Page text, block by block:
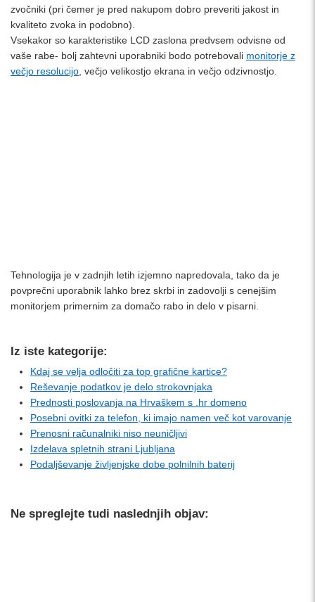
zvočniki (pri čemer je pred nakupom dobro preveriti jakost in
kvaliteto zvoka in podobno).
Vsekakor so karakteristike LCD zaslona predvsem odvisne od
vaše rabe- bolj zahtevni uporabniki bodo potrebovali monitorje z
večjo resolucijo , večjo velikostjo ekrana in večjo odzivnostjo.
Tehnologija je v zadnjih letih izjemno napredovala, tako da je
povprečni uporabnik lahko brez skrbi in zadovolji s cenejšim
monitorjem primernim za domačo rabo in delo v pisarni.
Iz iste kategorije:
Kdaj se velja odločiti za top grafične kartice?
Reševanje podatkov je delo strokovnjaka
Prednosti poslovanja na Hrvaškem s .hr domeno
Posebni ovitki za telefon, ki imajo namen več kot varovanje
Prenosni računalniki niso neuničljivi
Izdelava spletnih strani Ljubljana
Podaljševanje življenjske dobe polnilnih baterij
Ne spreglejte tudi naslednjih objav: